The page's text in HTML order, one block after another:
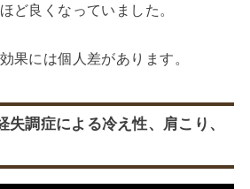
ど良くなっていました。
果には個人差があります。
失調症による冷え性、肩こり、